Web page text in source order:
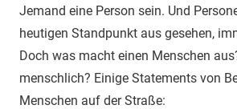
Jemand eine Person sein. Und
heutigen Standpunkt aus gesehen,
Doch was macht einen Menschen
menschlich? Einige Statements von
Menschen auf der Straße: